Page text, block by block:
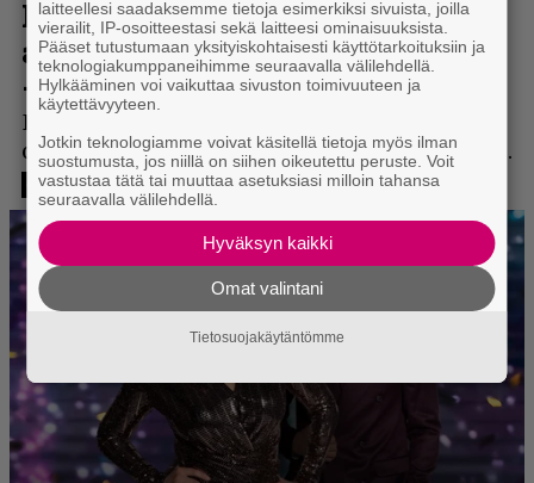
laitteellesi saadaksemme tietoja esimerkiksi sivuista, joilla
vierailit, IP-osoitteestasi sekä laitteesi ominaisuuksista.
Pääset tutustumaan yksityiskohtaisesti käyttötarkoituksiin ja
teknologiakumppaneihimme seuraavalla välilehdellä.
Hylkääminen voi vaikuttaa sivuston toimivuuteen ja
käytettävyyteen.
Jotkin teknologiamme voivat käsitellä tietoja myös ilman
suostumusta, jos niillä on siihen oikeutettu peruste. Voit
vastustaa tätä tai muuttaa asetuksiasi milloin tahansa
seuraavalla välilehdellä.
Hyväksyn kaikki
Omat valintani
Tietosuojakäytäntömme